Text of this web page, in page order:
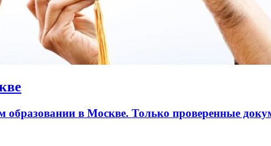
в Москве. Только проверенные